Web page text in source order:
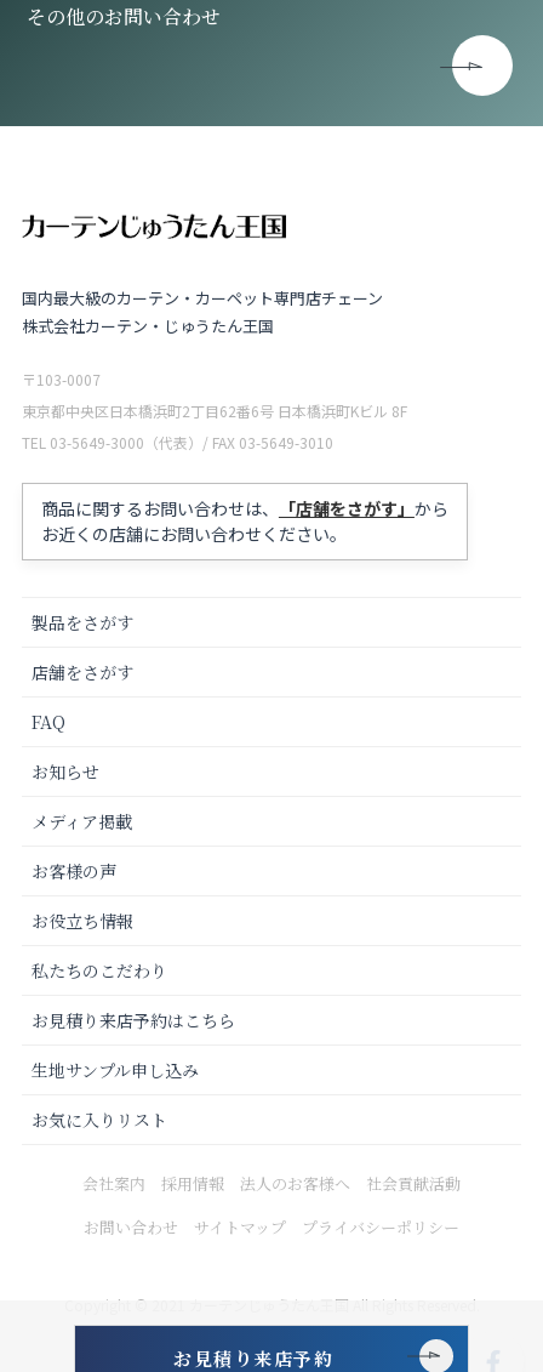
お見積り来店予約
その他のお問い合わせ
国内最大級のカーテン・カーペット専門店チェーン
株式会社カーテン・じゅうたん王国
〒103-0007
東京都中央区日本橋浜町2丁目62番6号 日本橋浜町Kビル 8F
TEL 03-5649-3000（代表）/ FAX 03-5649-3010
商品に関するお問い合わせは、 「店舗をさがす」 から
お近くの店舗にお問い合わせください。
製品をさがす
店舗をさがす
FAQ
お知らせ
メディア掲載
お客様の声
お役立ち情報
私たちのこだわり
お見積り来店予約はこちら
生地サンプル申し込み
お気に入りリスト
会社案内 採用情報 法人のお客様へ
社会貢献活動
お問い合わせ
サイトマップ プライバシーポリシー
Copyright © 2021 カーテンじゅうたん王国 All Rights Reserved.